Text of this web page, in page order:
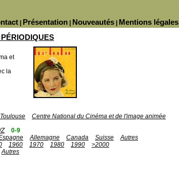
Mentions légales
Nouveautés
Présentation
et
la
Centre National du Cinéma et de l'image animée
0-9
Allemagne Canada Suisse
Autres
1960 1970 1980 1990
>2000
Autres